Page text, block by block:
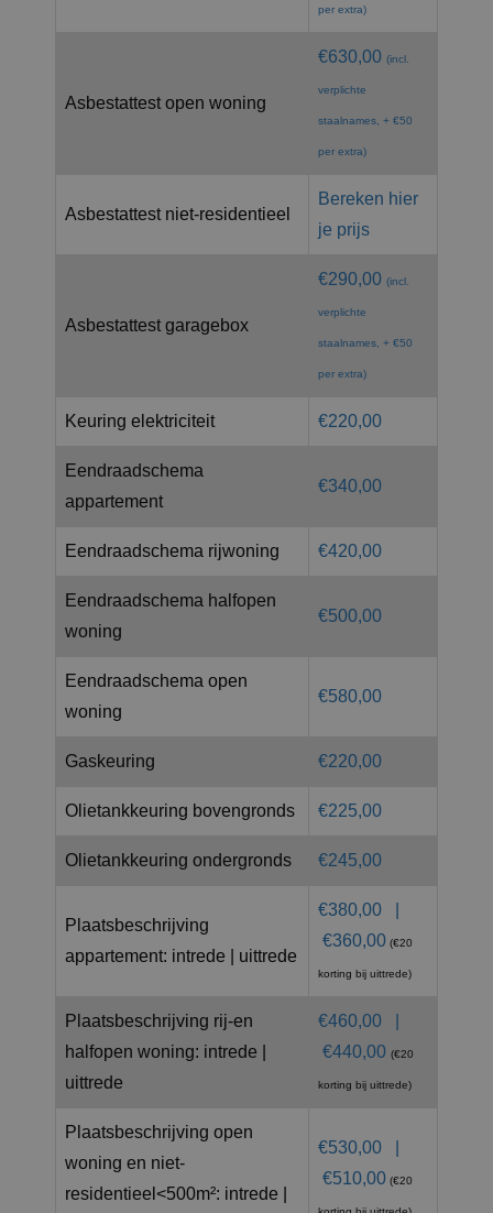
per extra)
Asbestattest open woning
€630,00 (incl.
verplichte
staalnames, + €50
per extra)
Asbestattest niet-residentieel
Bereken hier
je prijs
Asbestattest garagebox
€290,00 (incl.
verplichte
staalnames, + €50
per extra)
Keuring elektriciteit €220,00
Eendraadschema
appartement
€340,00
Eendraadschema rijwoning €420,00
Eendraadschema halfopen
woning
€500,00
Eendraadschema open
woning
€580,00
Gaskeuring €220,00
Olietankkeuring bovengronds €225,00
Olietankkeuring ondergronds €245,00
Plaatsbeschrijving
appartement: intrede | uittrede
€380,00 |
€360,00 (€20
korting bij uittrede)
Plaatsbeschrijving rij-en
halfopen woning: intrede |
uittrede
€460,00 |
€440,00 (€20
korting bij uittrede)
Plaatsbeschrijving open
woning en niet-
residentieel<500m²: intrede |
€530,00 |
€510,00 (€20